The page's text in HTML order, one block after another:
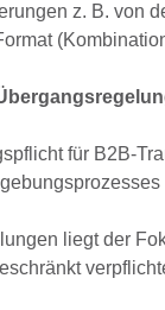
z. B. von
für B2B-
liegt der